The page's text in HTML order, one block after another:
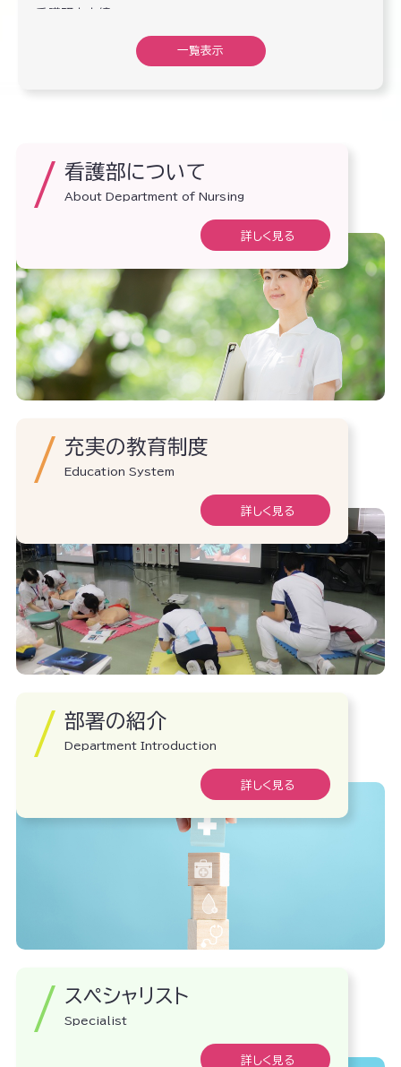
2025年7月25日
2024年10月22日
先輩ナースの声
一覧表示
看護部について
About Department of Nursing
詳しく見る
充実の教育制度
Education System
詳しく見る
部署の紹介
Department Introduction
詳しく見る
スペシャリスト
Specialist
詳しく見る